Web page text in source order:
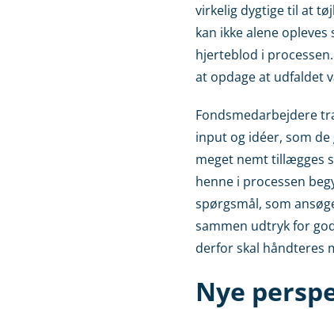
virkelig dygtige til at
kan ikke alene
hjerteblod i
at opdage at udfaldet
Fondsmedarbejdere
input og idéer, som
meget nemt tillægges
henne i processen
spørgsmål, som
sammen udtryk for
derfor skal håndteres
Nye